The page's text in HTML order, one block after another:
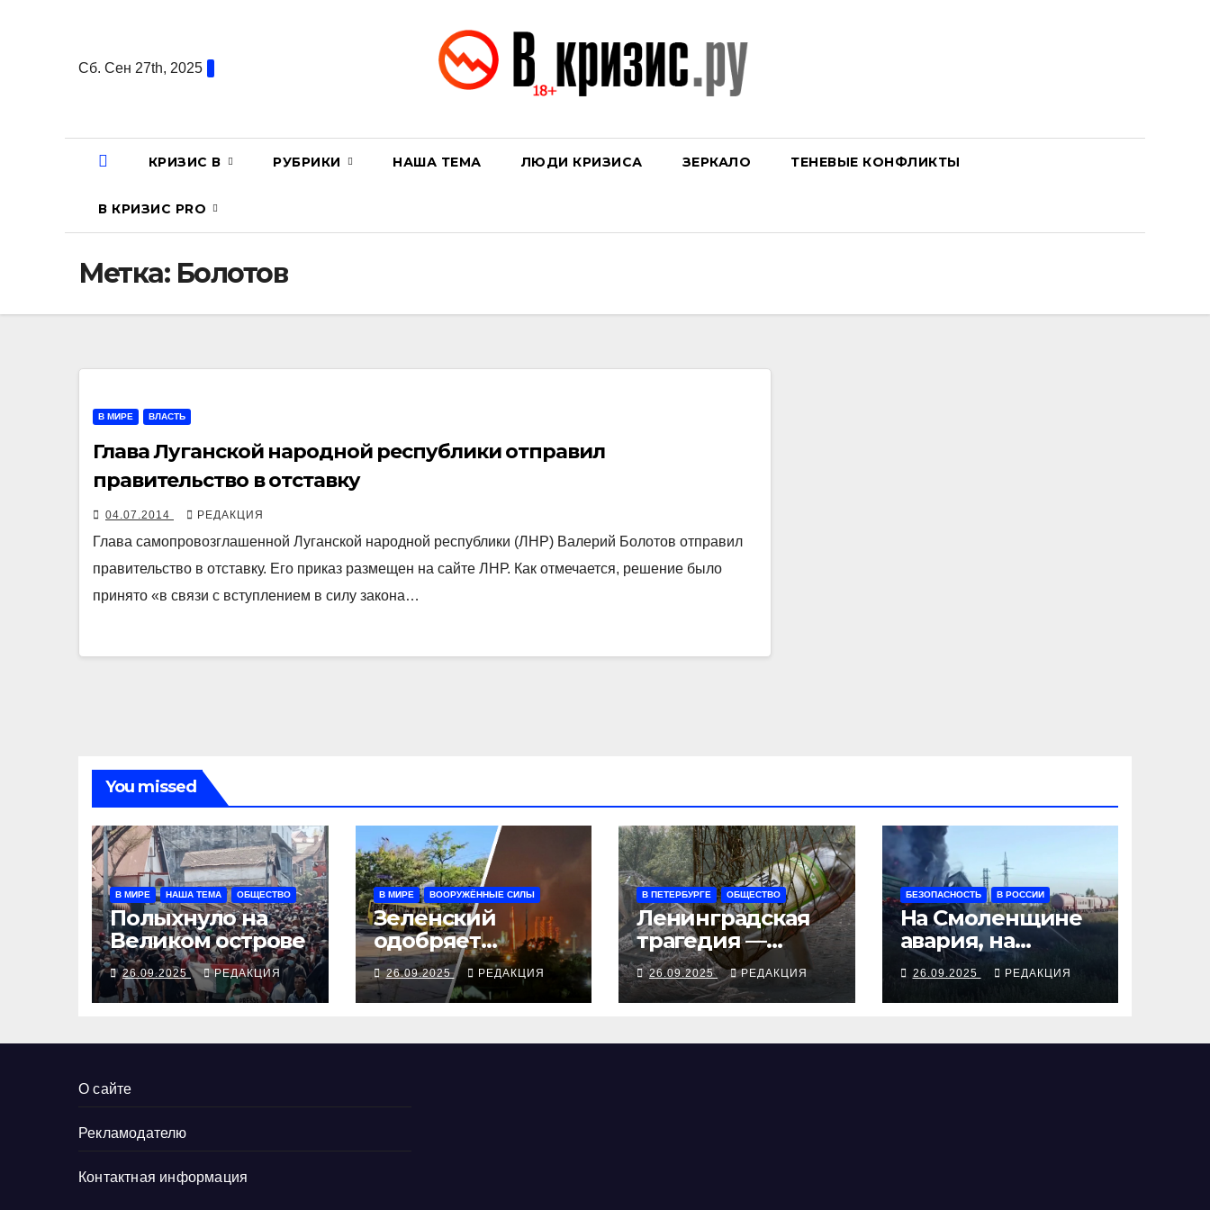
содержаниюСб. Сен 27th, 2025
КРИЗИС В РУБРИКИ НАША ТЕМА ЛЮДИ КРИЗИСА ЗЕРКАЛО ТЕНЕВЫЕ КОНФЛИКТЫ
В КРИЗИС PRO
Метка: Болотов
В МИРЕ ВЛАСТЬ
Глава Луганской народной республики отправил
правительство в отставку
04.07.2014 РЕДАКЦИЯ
Глава самопровозглашенной Луганской народной республики (ЛНР) Валерий Болотов отправил
правительство в отставку. Его приказ размещен на сайте ЛНР. Как отмечается, решение было
принято «в связи с вступлением в силу закона…
You missed
В МИРЕ НАША ТЕМА ОБЩЕСТВО
Полыхнуло на
Великом острове
26.09.2025 РЕДАКЦИЯ
В МИРЕ ВООРУЖЁННЫЕ СИЛЫ
Зеленский
одобряет
выступления
Трампа, ВСУ
закрыли
26.09.2025 РЕДАКЦИЯ
В ПЕТЕРБУРГЕ ОБЩЕСТВО
Ленинградская
трагедия —
серия смертей от
алкосуррогата
26.09.2025 РЕДАКЦИЯ
БЕЗОПАСНОСТЬ В РОССИИ
На Смоленщине
авария, на
Псковщине
взрыв
26.09.2025 РЕДАКЦИЯ
О сайте
Рекламодателю
Контактная информация